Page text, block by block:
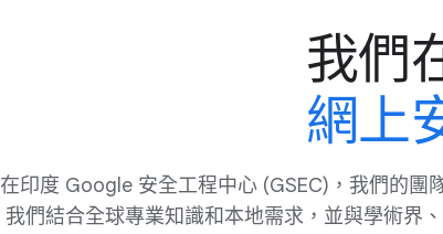
我們​
網​上​
在​印度 Google 安全​工程​中心 (GSEC)，​我們​的​團
我們​結合​全球​專業​知識​和​本地​需求，​並​與​學術界